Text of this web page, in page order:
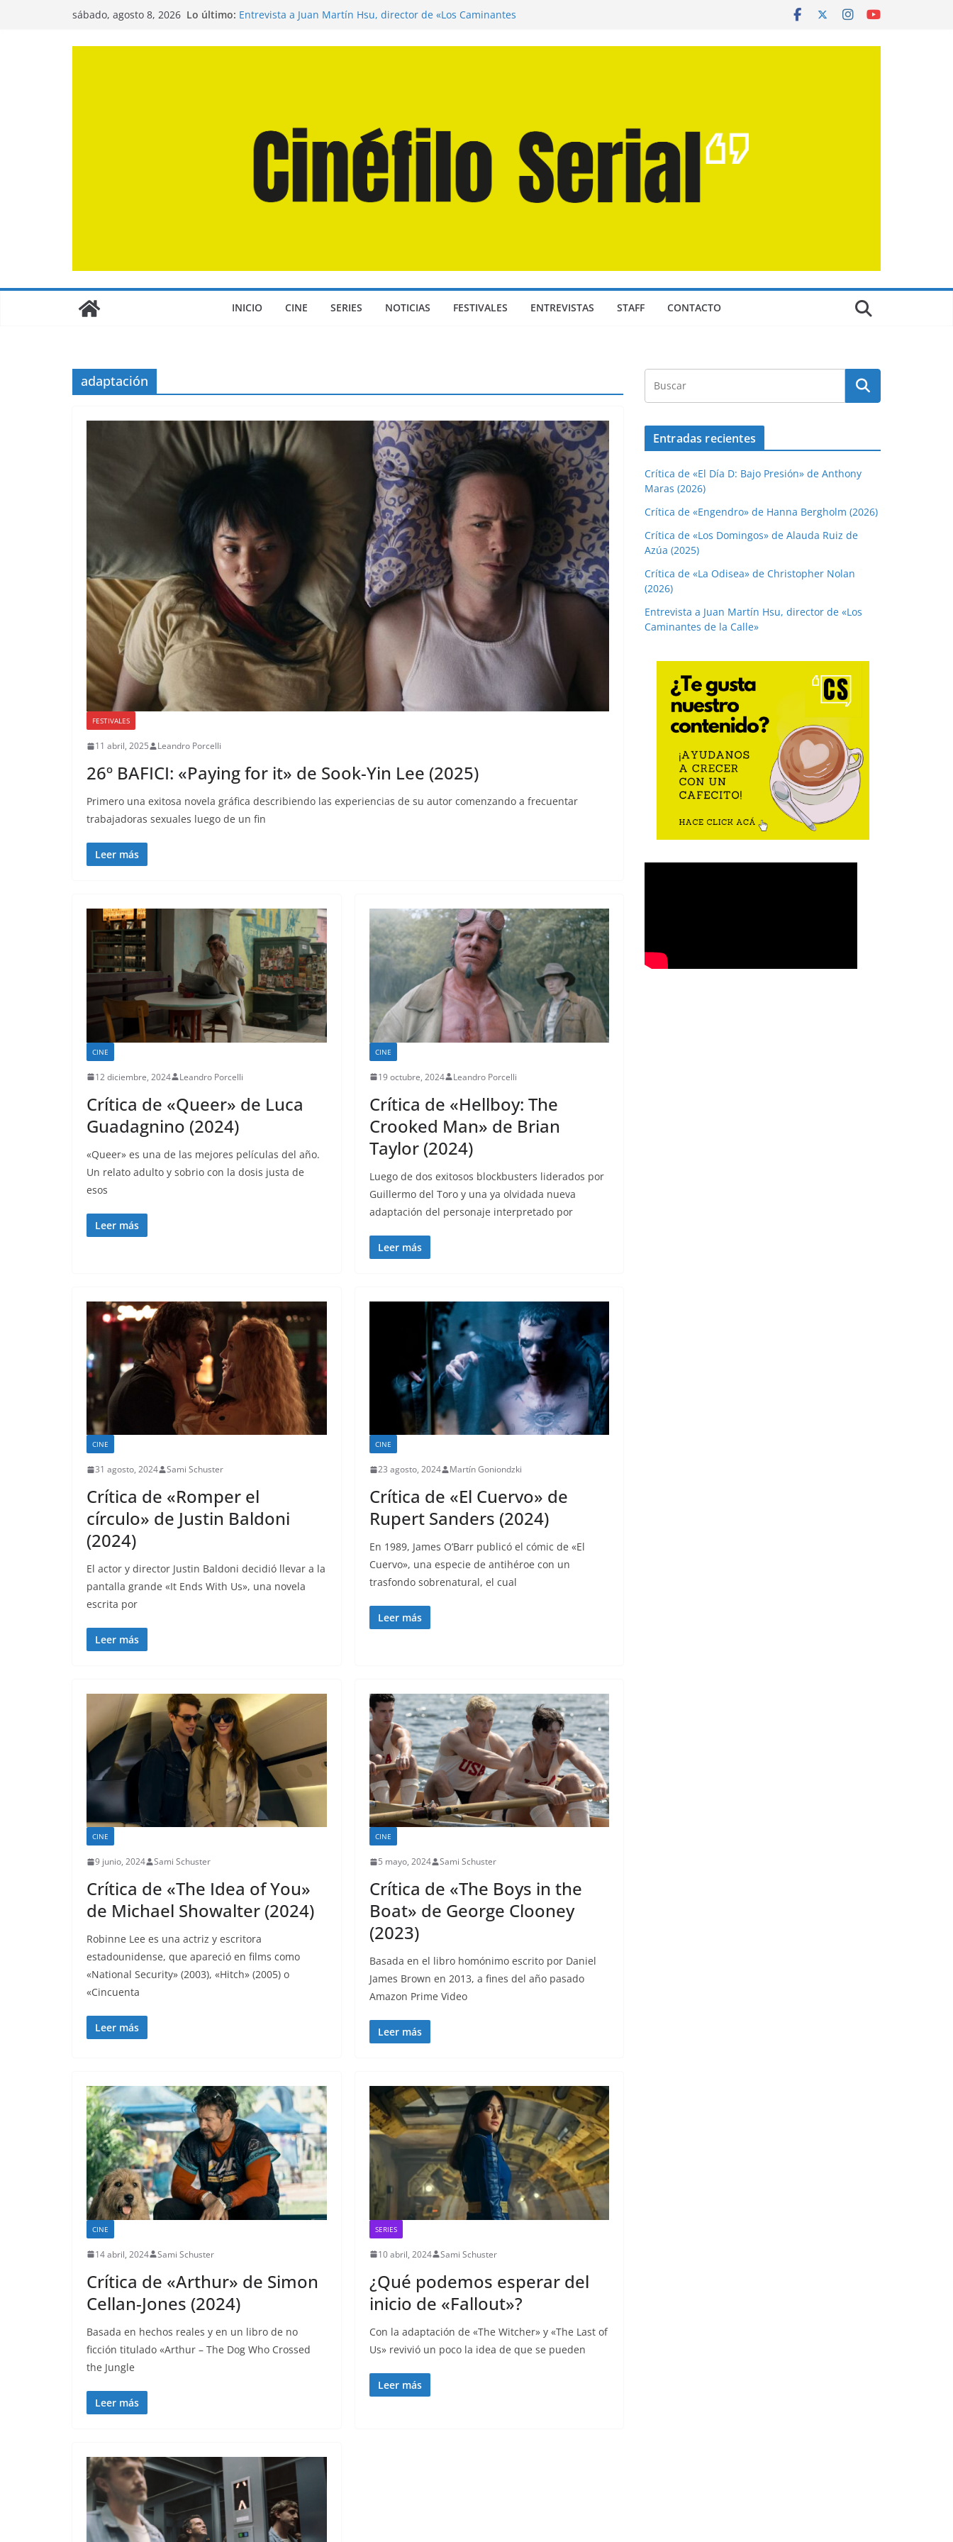
sábado, agosto 8, 2026 Lo último: Entrevista a Juan Martín Hsu, director de «Los Caminantes
INICIO CINE SERIES NOTICIAS FESTIVALES ENTREVISTAS STAFF CONTACTO
adaptación
FESTIVALES
11 abril, 2025 Leandro Porcelli
26º BAFICI: «Paying for it» de Sook-Yin Lee (2025)
Primero una exitosa novela gráfica describiendo las experiencias de su autor comenzando a frecuentar
trabajadoras sexuales luego de un fin
Leer más
CINE
12 diciembre, 2024 Leandro Porcelli
Crítica de «Queer» de Luca
Guadagnino (2024)
«Queer» es una de las mejores películas del año.
Un relato adulto y sobrio con la dosis justa de
esos
Leer más
CINE
19 octubre, 2024 Leandro Porcelli
Crítica de «Hellboy: The
Crooked Man» de Brian
Taylor (2024)
Luego de dos exitosos blockbusters liderados por
Guillermo del Toro y una ya olvidada nueva
adaptación del personaje interpretado por
Leer más
CINE
31 agosto, 2024 Sami Schuster
Crítica de «Romper el
círculo» de Justin Baldoni
(2024)
El actor y director Justin Baldoni decidió llevar a la
pantalla grande «It Ends With Us», una novela
escrita por
Leer más
CINE
23 agosto, 2024 Martín Goniondzki
Crítica de «El Cuervo» de
Rupert Sanders (2024)
En 1989, James O’Barr publicó el cómic de «El
Cuervo», una especie de antihéroe con un
trasfondo sobrenatural, el cual
Leer más
CINE
9 junio, 2024 Sami Schuster
Crítica de «The Idea of You»
de Michael Showalter (2024)
Robinne Lee es una actriz y escritora
estadounidense, que apareció en films como
«National Security» (2003), «Hitch» (2005) o
«Cincuenta
Leer más
CINE
5 mayo, 2024 Sami Schuster
Crítica de «The Boys in the
Boat» de George Clooney
(2023)
Basada en el libro homónimo escrito por Daniel
James Brown en 2013, a fines del año pasado
Amazon Prime Video
Leer más
CINE
14 abril, 2024 Sami Schuster
Crítica de «Arthur» de Simon
Cellan-Jones (2024)
Basada en hechos reales y en un libro de no
ficción titulado «Arthur – The Dog Who Crossed
the Jungle
Leer más
SERIES
10 abril, 2024 Sami Schuster
¿Qué podemos esperar del
inicio de «Fallout»?
Con la adaptación de «The Witcher» y «The Last of
Us» revivió un poco la idea de que se pueden
Leer más
Entradas recientes
Crítica de «El Día D: Bajo Presión» de Anthony
Maras (2026)
Crítica de «Engendro» de Hanna Bergholm (2026)
Crítica de «Los Domingos» de Alauda Ruiz de
Azúa (2025)
Crítica de «La Odisea» de Christopher Nolan
(2026)
Entrevista a Juan Martín Hsu, director de «Los
Caminantes de la Calle»